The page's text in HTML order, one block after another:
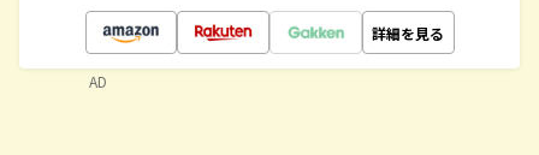
詳細を見る
AD